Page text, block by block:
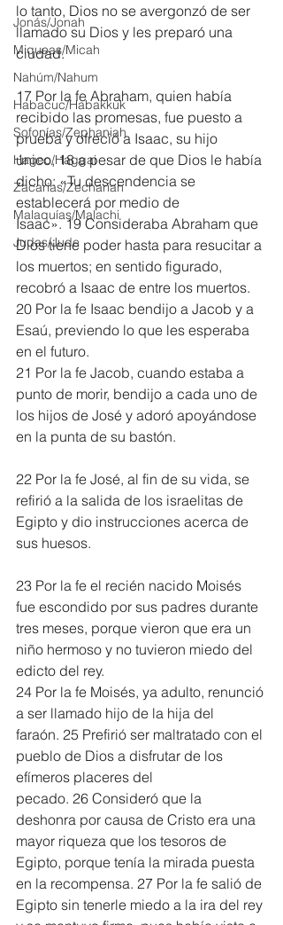
Jonás/Jonah
Miqueas/Micah
Nahúm/Nahum
Habacuc/Habakkuk
Sofonías/Zephaniah
Hageo/Haggai
Zacarías/Zechariah
Malaquías/Malachi
Judas/Jude
lo tanto, Dios no se avergonzó de ser
llamado su Dios y les preparó una
ciudad.
17 Por la fe Abraham, quien había
recibido las promesas, fue puesto a
prueba y ofreció a Isaac, su hijo
único, 18 a pesar de que Dios le había
dicho: «Tu descendencia se
establecerá por medio de
Isaac». 19 Consideraba Abraham que
Dios tiene poder hasta para resucitar a
los muertos; en sentido figurado,
recobró a Isaac de entre los muertos.
20 Por la fe Isaac bendijo a Jacob y a
Esaú, previendo lo que les esperaba
en el futuro.
21 Por la fe Jacob, cuando estaba a
punto de morir, bendijo a cada uno de
los hijos de José y adoró apoyándose
en la punta de su bastón.
22 Por la fe José, al fin de su vida, se
refirió a la salida de los israelitas de
Egipto y dio instrucciones acerca de
sus huesos.
23 Por la fe el recién nacido Moisés
fue escondido por sus padres durante
tres meses, porque vieron que era un
niño hermoso y no tuvieron miedo del
edicto del rey.
24 Por la fe Moisés, ya adulto, renunció
a ser llamado hijo de la hija del
faraón. 25 Prefirió ser maltratado con el
pueblo de Dios a disfrutar de los
efímeros placeres del
pecado. 26 Consideró que la
deshonra por causa de Cristo era una
mayor riqueza que los tesoros de
Egipto, porque tenía la mirada puesta
en la recompensa. 27 Por la fe salió de
Egipto sin tenerle miedo a la ira del rey